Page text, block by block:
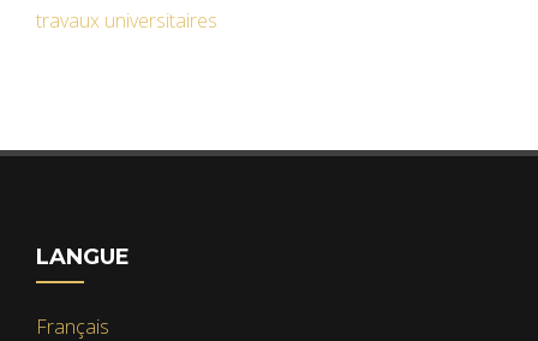
travaux universitaires
LANGUE
Français